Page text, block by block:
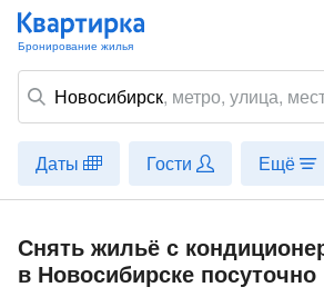
Новосибирск, метро, улица,
Даты Гости Ещё
Снять жильё с
в Новосибирске посуточно